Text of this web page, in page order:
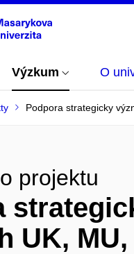
Výzkum O
Podpora strategicky
projektu
UK, MU,